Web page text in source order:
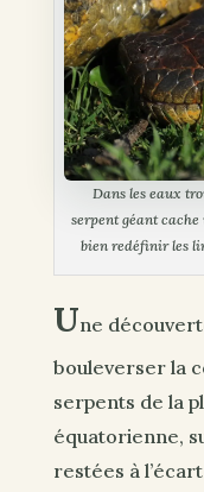
Dans les eaux
serpent géant
bien redéfinir les
Une
bouleverser la
serpents de la
équatorienne,
restées à